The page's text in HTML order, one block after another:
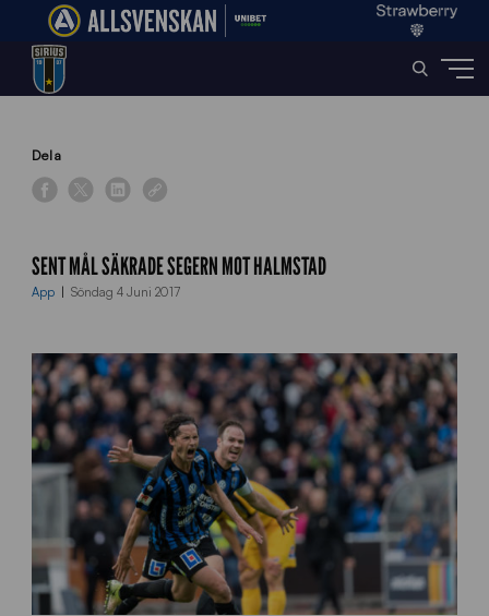
Home»
Dela
SENT MÅL SÄKRADE SEGERN MOT HALMSTAD
App Söndag 4 Juni 2017